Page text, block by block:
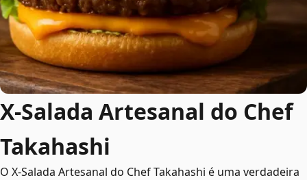
X-Salada Artesanal do Chef
Takahashi
O X-Salada Artesanal do Chef Takahashi é uma verdadeira